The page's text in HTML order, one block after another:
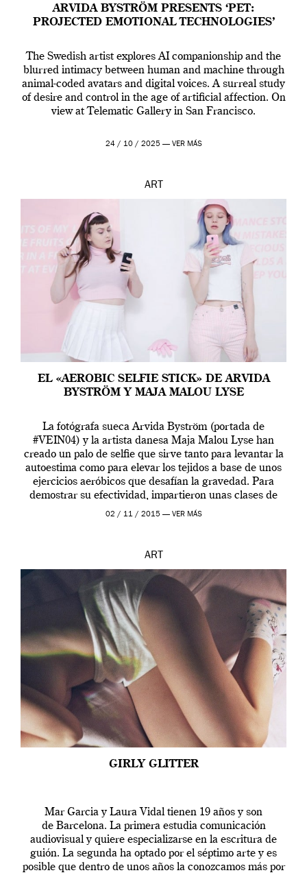
ARVIDA BYSTRÖM PRESENTS ‘PET:
PROJECTED EMOTIONAL TECHNOLOGIES’
The Swedish artist explores AI companionship and the
blurred intimacy between human and machine through
animal-coded avatars and digital voices. A surreal study
of desire and control in the age of artificial affection. On
view at Telematic Gallery in San Francisco.
24 / 10 / 2025 — VER MÁS
ART
EL «AEROBIC SELFIE STICK» DE ARVIDA
BYSTRÖM Y MAJA MALOU LYSE
La fotógrafa sueca Arvida Byström (portada de
#VEIN04) y la artista danesa Maja Malou Lyse han
creado un palo de selfie que sirve tanto para levantar la
autoestima como para elevar los tejidos a base de unos
ejercicios aeróbicos que desafían la gravedad. Para
demostrar su efectividad, impartieron unas clases de
prueba en el Tate […]
02 / 11 / 2015 — VER MÁS
ART
GIRLY GLITTER
Mar Garcia y Laura Vidal tienen 19 años y son
de Barcelona. La primera estudia comunicación
audiovisual y quiere especializarse en la escritura de
guión. La segunda ha optado por el séptimo arte y es
posible que dentro de unos años la conozcamos más por